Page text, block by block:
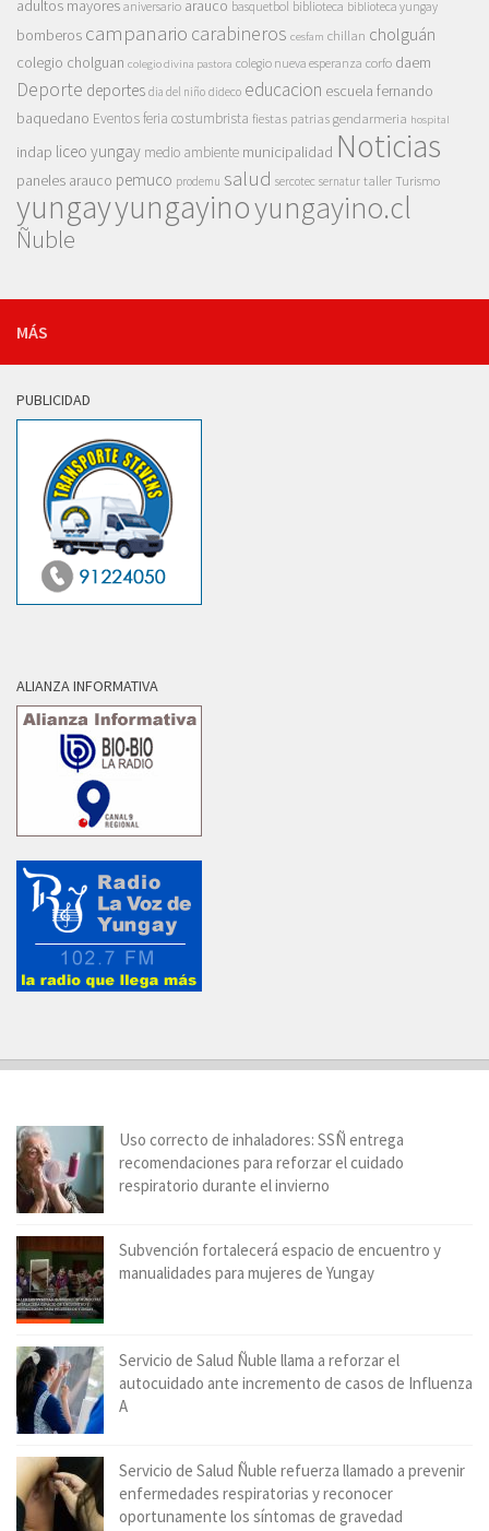
adultos mayores aniversario arauco basquetbol biblioteca biblioteca yungay
bomberos campanario carabineros cesfam chillan cholguán
colegio cholguan colegio divina pastora colegio nueva esperanza corfo daem
Deporte deportes dia del niño dideco educacion escuela fernando
baquedano Eventosferia costumbrista fiestas patrias gendarmeria hospital
indap liceo yungay medio ambiente municipalidad Noticias
paneles arauco pemuco prodemu salud sercotec sernatur taller Turismo
yungayyungayinoyungayino.cl
Ñuble
MÁS
PUBLICIDAD
ALIANZA INFORMATIVA
Uso correcto de inhaladores: SSÑ entrega
recomendaciones para reforzar el cuidado
respiratorio durante el invierno
Subvención fortalecerá espacio de encuentro y
manualidades para mujeres de Yungay
Servicio de Salud Ñuble llama a reforzar el
autocuidado ante incremento de casos de Influenza
A
Servicio de Salud Ñuble refuerza llamado a prevenir
enfermedades respiratorias y reconocer
oportunamente los síntomas de gravedad